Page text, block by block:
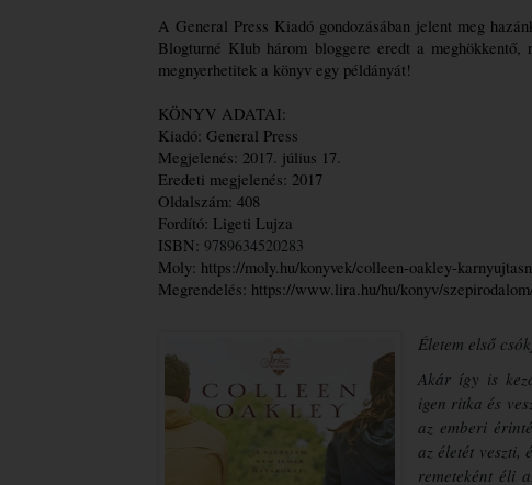
A General Press Kiadó gondozásában jelent meg
Blogturné Klub három bloggere eredt a
megnyerhetitek a könyv egy példányát!
KÖNYV ADATAI:
Kiadó: General Press
Megjelenés: 2017. július 17.
Eredeti megjelenés: 2017
Oldalszám: 408
Fordító: Ligeti Lujza
ISBN: 9789634520283
Moly: https://moly.hu/konyvek/colleen-oakley-
Megrendelés: https://www.lira.hu/hu/konyv/
Életem ​első
Akár így is
igen ritka és
az emberi
az életét veszti,
remeteként éli